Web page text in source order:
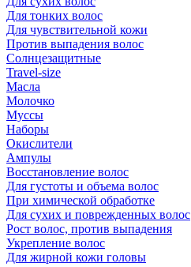
Для тонких волос
Для чувствительной кожи
Против выпадения волос
Солнцезащитные
Travel-size
Масла
Молочко
Муссы
Наборы
Окислители
Ампулы
Восстановление волос
Для густоты и объема волос
При химической обработке
Для сухих и поврежденных волос
Рост волос, против выпадения
Укрепление волос
Для жирной кожи головы